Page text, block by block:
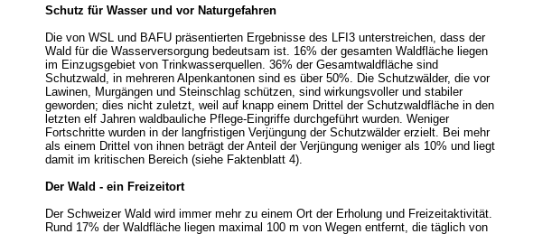
Schutz für Wasser und vor Naturgefahren
Die von WSL und BAFU präsentierten Ergebnisse des LFI3 unterstreichen, dass der
Wald für die Wasserversorgung bedeutsam ist. 16% der gesamten Waldfläche liegen
im Einzugsgebiet von Trinkwasserquellen. 36% der Gesamtwaldfläche sind
Schutzwald, in mehreren Alpenkantonen sind es über 50%. Die Schutzwälder, die vor
Lawinen, Murgängen und Steinschlag schützen, sind wirkungsvoller und stabiler
geworden; dies nicht zuletzt, weil auf knapp einem Drittel der Schutzwaldfläche in den
letzten elf Jahren waldbauliche Pflege-Eingriffe durchgeführt wurden. Weniger
Fortschritte wurden in der langfristigen Verjüngung der Schutzwälder erzielt. Bei mehr
als einem Drittel von ihnen beträgt der Anteil der Verjüngung weniger als 10% und liegt
damit im kritischen Bereich (siehe Faktenblatt 4).
Der Wald - ein Freizeitort
Der Schweizer Wald wird immer mehr zu einem Ort der Erholung und Freizeitaktivität.
Rund 17% der Waldfläche liegen maximal 100 m von Wegen entfernt, die täglich von